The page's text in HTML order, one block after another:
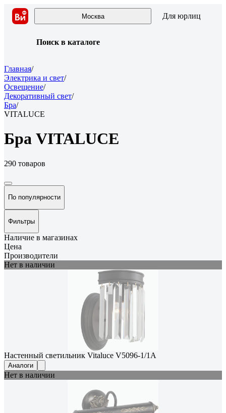
Москва Для юрлиц
Поиск в каталоге
Главная/
Электрика и свет/
Освещение/
Декоративный свет/
Бра/
VITALUCE
Бра VITALUCE
290 товаров
По популярности
Фильтры
Наличие в магазинах
Цена
Производители
Нет в наличии
Настенный светильник Vitaluce V5096-1/1A
Аналоги
Нет в наличии